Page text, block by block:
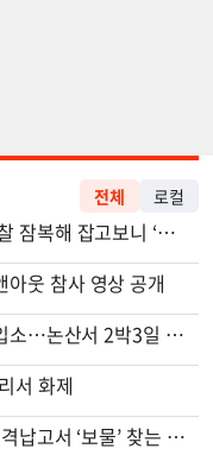
전체 로컬
신호위반 후 달아난 배달기사…경찰 잠복해 잡고보니 ‘반전’
웃 참사 영상 공개
천하람, 현역 의원 최초 신병교육 입소…논산서 2박3일 생활
서 화제
74m짜리 보잉777, 화물기 변신…격납고서 ‘보물’ 찾는 인천공항